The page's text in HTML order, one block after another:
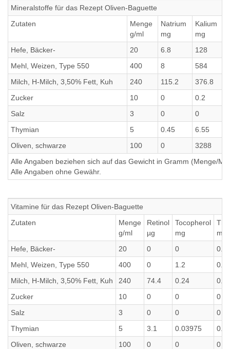
Mineralstoffe für das Rezept Oliven-Baguette
Zutaten
Menge
g/ml
Natrium
mg
Kalium
mg
Hefe, Bäcker-
20 6.8 128
Mehl, Weizen, Type 550
400 8 584
Milch, H-Milch, 3,50% Fett, Kuh
240 115.2 376.8
Zucker
10 0 0.2
Salz
3 0 0
Thymian
5 0.45 6.55
Oliven, schwarze
100 0 3288
Alle Angaben beziehen sich auf das Gewicht in Gramm (Menge/
Alle Angaben ohne Gewähr.
Vitamine für das Rezept Oliven-Baguette
Zutaten
Menge
g/ml
Retinol
µg
Tocopherol
mg
mg
Hefe, Bäcker-
20 0 0
Mehl, Weizen, Type 550
400 0 1.2
Milch, H-Milch, 3,50% Fett, Kuh
240 74.4 0.24
Zucker
10 0 0
0
Salz
3 0 0
0
Thymian
5 3.1 0.03975
Oliven, schwarze
100 0 0
0